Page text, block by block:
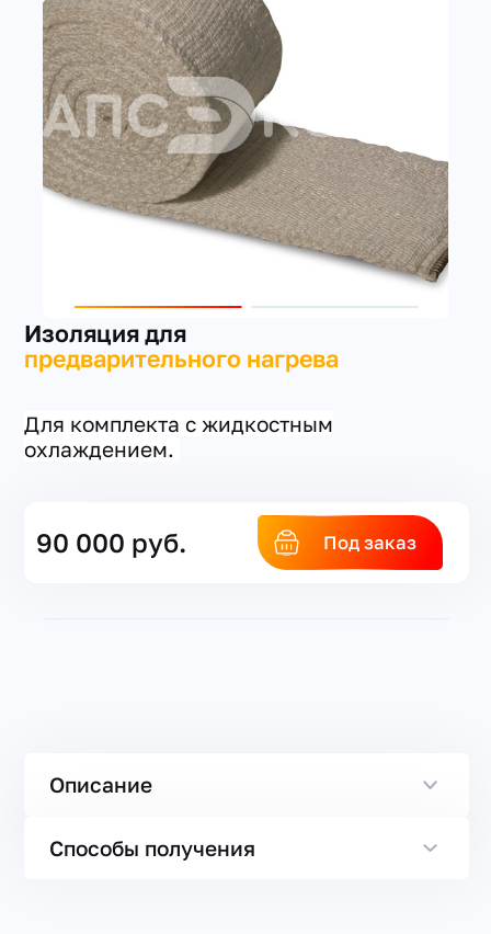
+7(351) 223-98-74
заказать звонок
Изоляция для
предварительного нагрева
Для комплекта с жидкостным
охлаждением.
90 000 руб. Под заказ
Описание
Способы получения